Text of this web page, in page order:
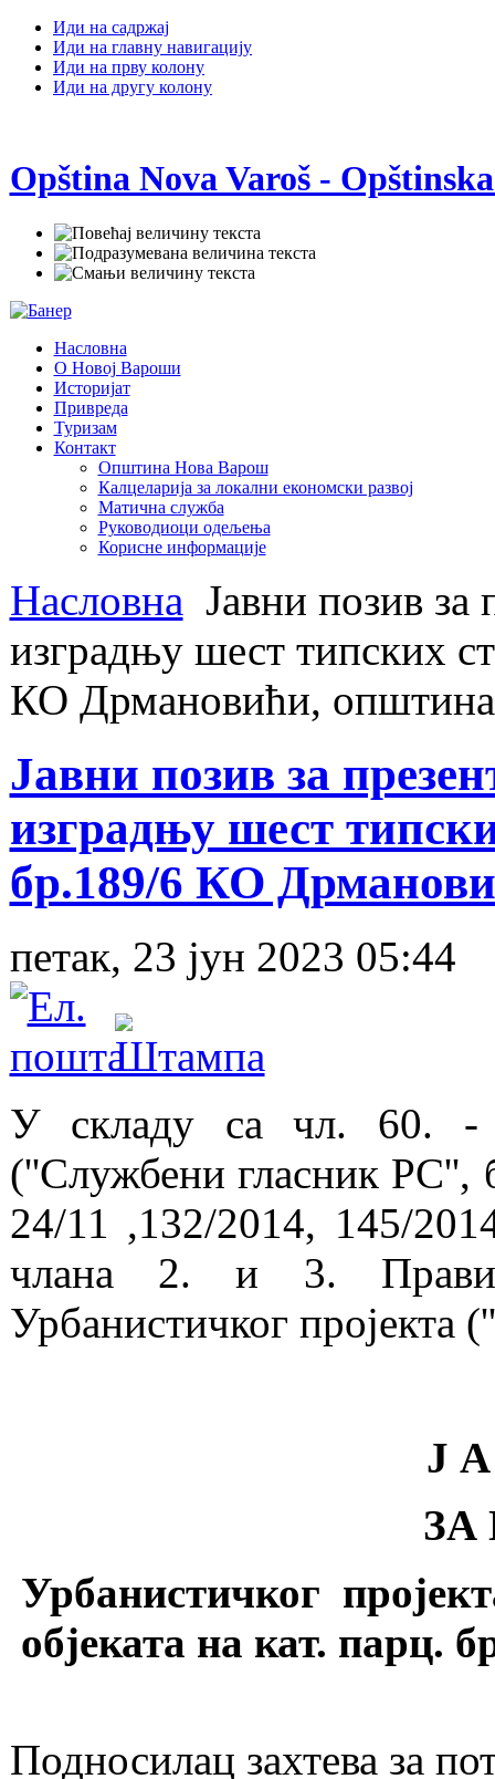
Иди на садржај
Иди на главну навигацију
Иди на прву колону
Иди на другу колону
Opština Nova Varoš -
Насловна
О Новој Вароши
Историјат
Привреда
Туризам
Контакт
Општина Нова Варош
Калцеларија за локални економски развој
Матична служба
Руководиоци одељења
Корисне информације
Насловна Јавни позив за
изградњу шест типских
КО Дрмановићи,
Јавни позив за
изградњу шест
бр.189/6 КО
петак, 23 јун 2023 05:44
У складу са чл. 60. -
(''Службени гласник РС'',
24/11 ,132/2014, 145/
члана 2. и 3.
Урбанистичког пројекта
Ј
ЗА
Урбанистичког
објеката на кат.
Подносилaц захтева за